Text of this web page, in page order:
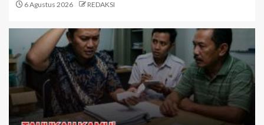
6 Agustus 2026 REDAKSI